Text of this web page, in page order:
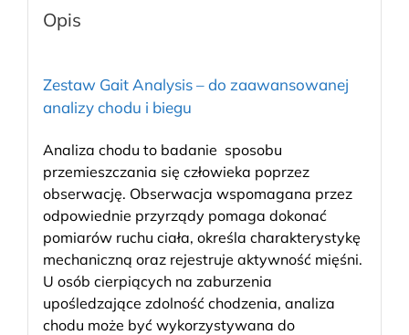
Opis
Zestaw Gait Analysis – do zaawansowanej
analizy chodu i biegu
Analiza chodu to badanie sposobu
przemieszczania się człowieka poprzez
obserwację. Obserwacja wspomagana przez
odpowiednie przyrządy pomaga dokonać
pomiarów ruchu ciała, określa charakterystykę
mechaniczną oraz rejestruje aktywność mięśni.
U osób cierpiących na zaburzenia
upośledzające zdolność chodzenia, analiza
chodu może być wykorzystywana do